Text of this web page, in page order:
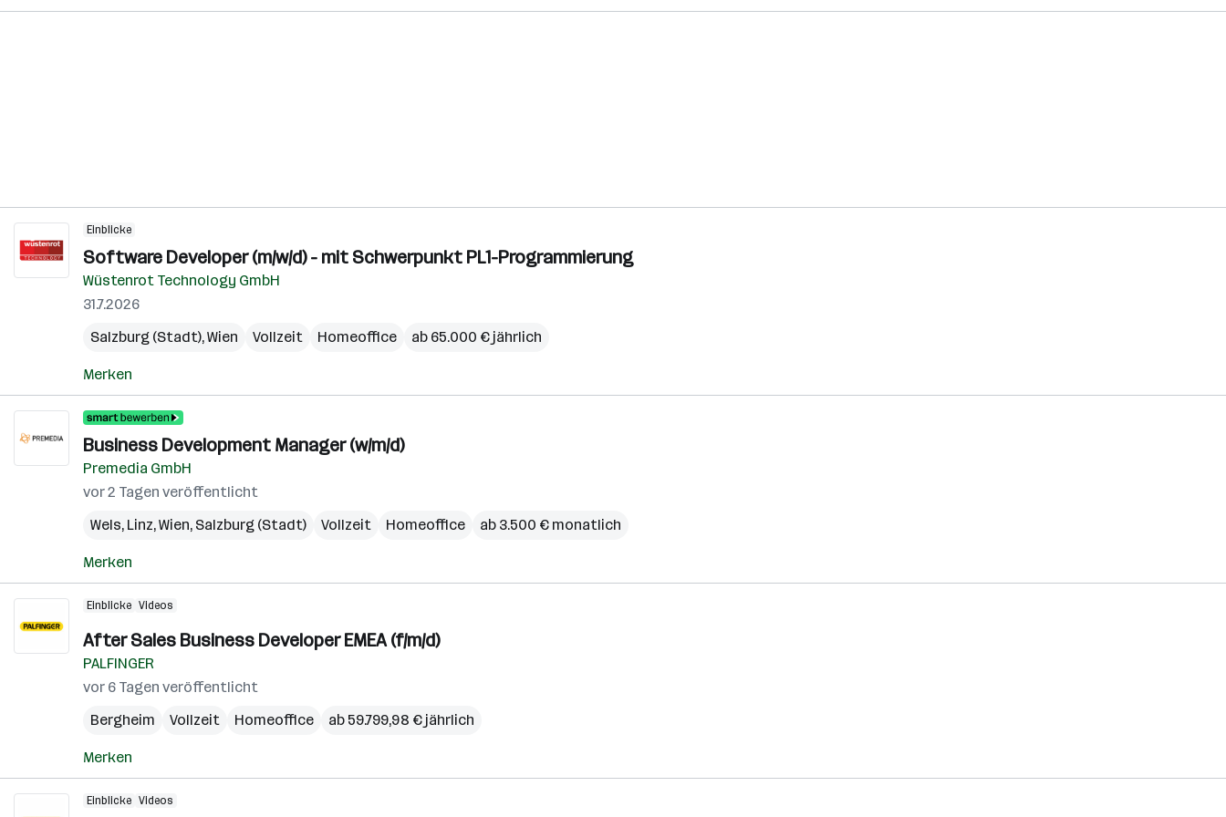
Einblicke
Software Developer (m/w/d) - mit Schwerpunkt PL1-Programmierung
Wüstenrot Technology GmbH
31.7.2026
Salzburg (Stadt),Wien Vollzeit Homeoffice ab 65.000 € jährlich
Merken
Business Development Manager (w/m/d)
Premedia GmbH
vor 2 Tagen veröffentlicht
Wels, Linz,Wien, Salzburg (Stadt) Vollzeit Homeoffice ab 3.500 € monatlich
Merken
Einblicke Videos
After Sales Business Developer EMEA (f/m/d)
PALFINGER
vor 6 Tagen veröffentlicht
Bergheim
Vollzeit Homeoffice ab 59.799,98 € jährlich
Merken
Einblicke Videos